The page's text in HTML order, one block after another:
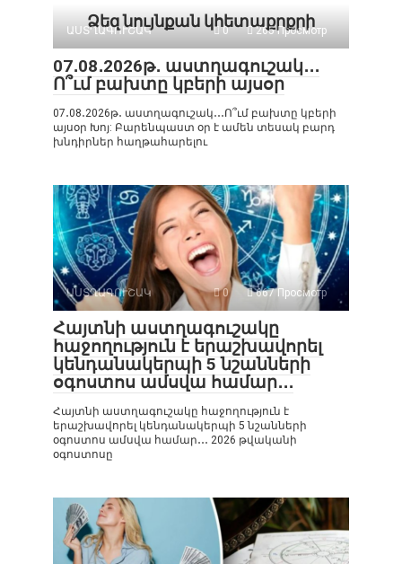
Ձեզ նույնքան կհետաքրքրի
ԱՍՏՂԱԳՈՒՇԱԿ 0 265 Просмотр
07․08․2026թ․ աստղագուշակ․․․
Ո՞ւմ բախտը կբերի այսօր
07․08․2026թ․ աստղագուշակ․․․Ո՞ւմ բախտը կբերի
այսօր Խոյ: Բարենպաստ օր է ամեն տեսակ բարդ
խնդիրներ հաղթահարելու
ԱՍՏՂԱԳՈՒՇԱԿ 0 667 Просмотр
Հայտնի աստղագուշակը
հաջողություն է երաշխավորել
կենդանակերպի 5 նշանների
օգոստոս ամսվա համար․․․
Հայտնի աստղագուշակը հաջողություն է
երաշխավորել կենդանակերպի 5 նշանների
օգոստոս ամսվա համար․․․ 2026 թվականի
օգոստոսը